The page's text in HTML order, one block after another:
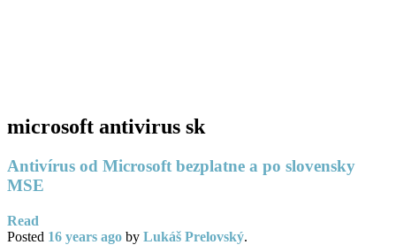
microsoft antivirus sk
Antivírus od Microsoft bezplatne a po slovensky
MSE
Read
Posted 16 years ago by Lukáš Prelovský.